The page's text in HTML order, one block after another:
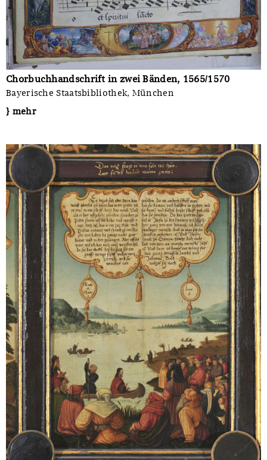
Chorbuchhandschrift in zwei Bänden, 1565/1570
Bayerische Staatsbibliothek, München
} mehr